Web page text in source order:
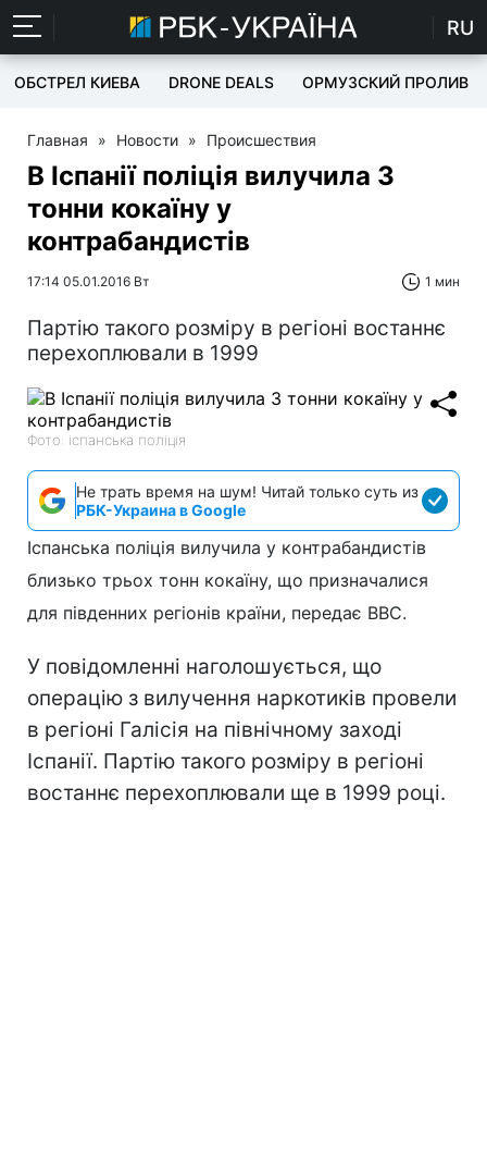
RU
ОБСТРЕЛ КИЕВА DRONE DEALS ОРМУЗСКИЙ ПРОЛИВ
Главная » Новости » Происшествия
В Іспанії поліція вилучила 3
тонни кокаїну у
контрабандистів
17:14 05.01.2016 Вт 1 мин
Партію такого розміру в регіоні востаннє
перехоплювали в 1999
Фото: іспанська поліція
Не трать время на шум! Читай только суть из
РБК-Украина в Google
Іспанська поліція вилучила у контрабандистів
близько трьох тонн кокаїну, що призначалися
для південних регіонів країни, передає ВВС.
У повідомленні наголошується, що
операцію з вилучення наркотиків провели
в регіоні Галісія на північному заході
Іспанії. Партію такого розміру в регіоні
востаннє перехоплювали ще в 1999 році.